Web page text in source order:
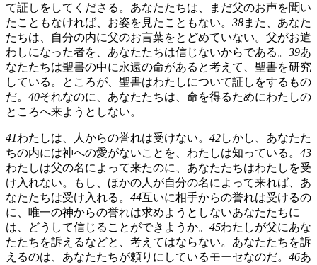
て証しをしてくださる。あなたたちは、まだ父のお声を聞い
たこともなければ、お姿を見たこともない。 38また、あなた
たちは、自分の内に父のお言葉をとどめていない。父がお遣
わしになった者を、あなたたちは信じないからである。 39あ
なたたちは聖書の中に永遠の命があると考えて、聖書を研究
している。ところが、聖書はわたしについて証しをするもの
だ。 40それなのに、あなたたちは、命を得るためにわたしの
ところへ来ようとしない。
41わたしは、人からの誉れは受けない。 42しかし、あなたた
ちの内には神への愛がないことを、わたしは知っている。 43
わたしは父の名によって来たのに、あなたたちはわたしを受
け入れない。もし、ほかの人が自分の名によって来れば、あ
なたたちは受け入れる。 44互いに相手からの誉れは受けるの
に、唯一の神からの誉れは求めようとしないあなたたちに
は、どうして信じることができようか。 45わたしが父にあな
たたちを訴えるなどと、考えてはならない。あなたたちを訴
えるのは、あなたたちが頼りにしているモーセなのだ。 46あ